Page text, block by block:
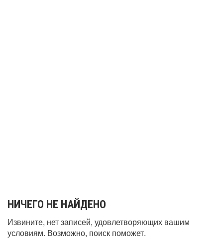
НИЧЕГО НЕ НАЙДЕНО
Извините, нет записей, удовлетворяющих вашим
условиям. Возможно, поиск поможет.